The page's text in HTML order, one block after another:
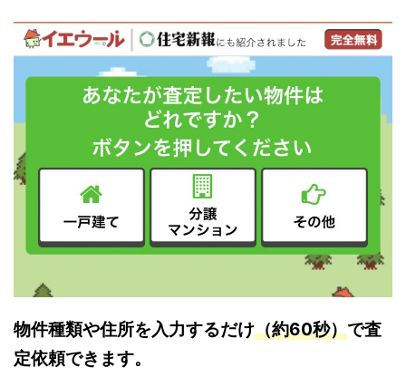
物件種類や住所を入力するだけ（約60秒）で査
定依頼できます。